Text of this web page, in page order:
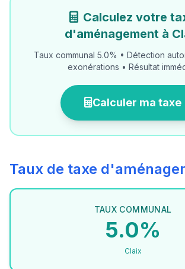
Calculez votre
d'aménagement à
Taux communal 5.0% • Détection
exonérations • Résultat
Calculer ma taxe
Taux de taxe
TAUX COMMUNAL
5.0%
Claix